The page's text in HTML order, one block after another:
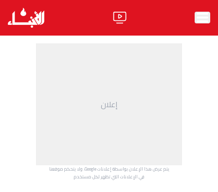
إعلان
يتم عرض هذا الإعلان بواسطة إعلانات Google، ولا يتحكم موقعنا
في الإعلانات التي تظهر لكل مستخدم.